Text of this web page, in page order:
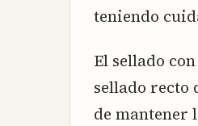
teniendo
El sellado
sellado recto
de mantener